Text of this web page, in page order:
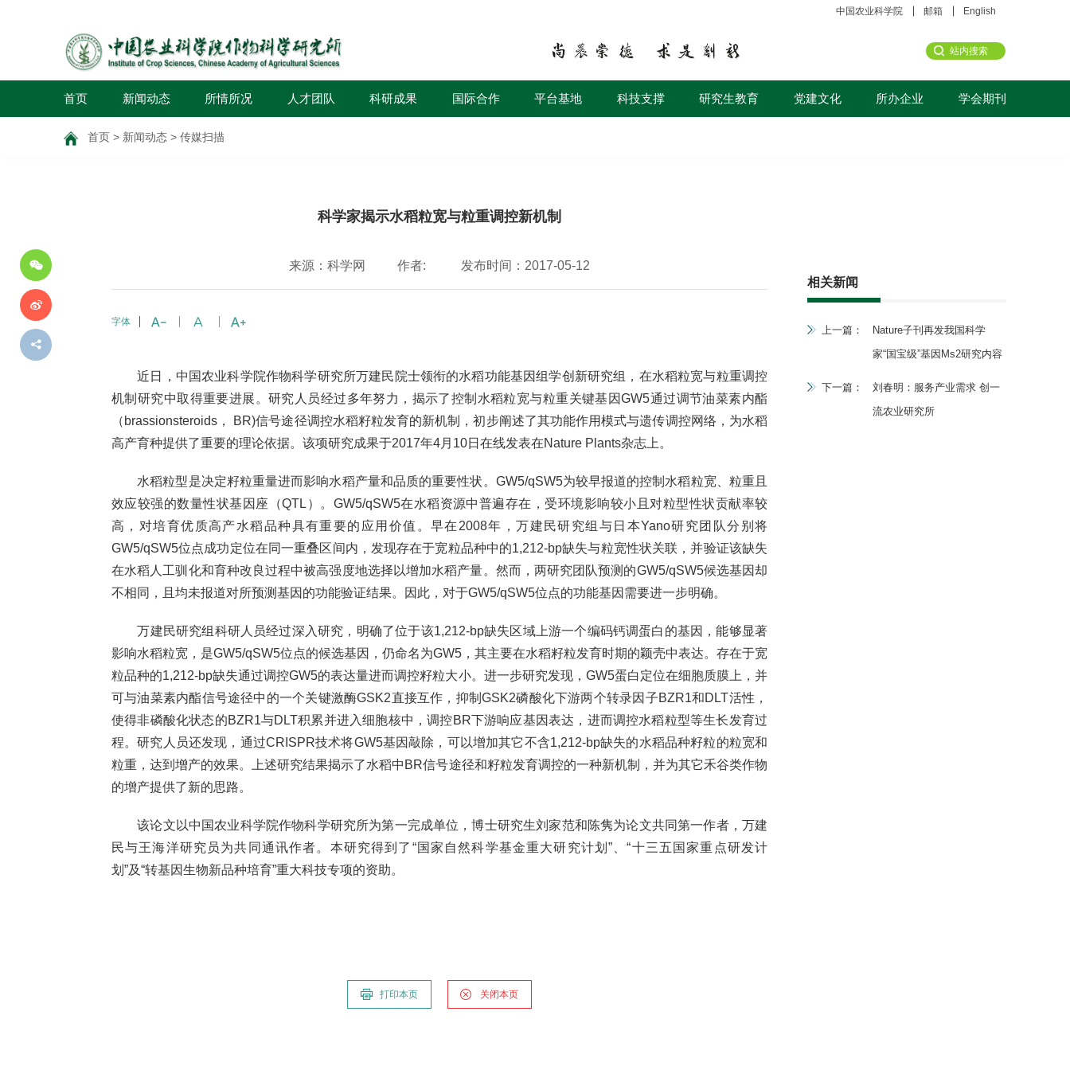
中国农业科学院 邮箱 English
首页 新闻动态 所情所况 人才团队 科研成果 国际合作 平台基地 科技支撑 研究生教育 党建文化 所办企业 学会期刊
首页 > 新闻动态 > 传媒扫描
科学家揭示水稻粒宽与粒重调控新机制
来源：科学网 作者: 发布时间：2017-05-12
字体
近日，中国农业科学院作物科学研究所万建民院士领衔的水稻功能基因组学创新研究组，在水稻粒宽与粒重调控
机制研究中取得重要进展。研究人员经过多年努力，揭示了控制水稻粒宽与粒重关键基因GW5通过调节油菜素内酯
（brassionsteroids， BR)信号途径调控水稻籽粒发育的新机制，初步阐述了其功能作用模式与遗传调控网络，为水稻
高产育种提供了重要的理论依据。该项研究成果于2017年4月10日在线发表在Nature Plants杂志上。
水稻粒型是决定籽粒重量进而影响水稻产量和品质的重要性状。GW5/qSW5为较早报道的控制水稻粒宽、粒重且
效应较强的数量性状基因座（QTL）。GW5/qSW5在水稻资源中普遍存在，受环境影响较小且对粒型性状贡献率较
高，对培育优质高产水稻品种具有重要的应用价值。早在2008年，万建民研究组与日本Yano研究团队分别将
GW5/qSW5位点成功定位在同一重叠区间内，发现存在于宽粒品种中的1,212-bp缺失与粒宽性状关联，并验证该缺失
在水稻人工驯化和育种改良过程中被高强度地选择以增加水稻产量。然而，两研究团队预测的GW5/qSW5候选基因却
不相同，且均未报道对所预测基因的功能验证结果。因此，对于GW5/qSW5位点的功能基因需要进一步明确。
万建民研究组科研人员经过深入研究，明确了位于该1,212-bp缺失区域上游一个编码钙调蛋白的基因，能够显著
影响水稻粒宽，是GW5/qSW5位点的候选基因，仍命名为GW5，其主要在水稻籽粒发育时期的颖壳中表达。存在于宽
粒品种的1,212-bp缺失通过调控GW5的表达量进而调控籽粒大小。进一步研究发现，GW5蛋白定位在细胞质膜上，并
可与油菜素内酯信号途径中的一个关键激酶GSK2直接互作，抑制GSK2磷酸化下游两个转录因子BZR1和DLT活性，
使得非磷酸化状态的BZR1与DLT积累并进入细胞核中，调控BR下游响应基因表达，进而调控水稻粒型等生长发育过
程。研究人员还发现，通过CRISPR技术将GW5基因敲除，可以增加其它不含1,212-bp缺失的水稻品种籽粒的粒宽和
粒重，达到增产的效果。上述研究结果揭示了水稻中BR信号途径和籽粒发育调控的一种新机制，并为其它禾谷类作物
的增产提供了新的思路。
该论文以中国农业科学院作物科学研究所为第一完成单位，博士研究生刘家范和陈隽为论文共同第一作者，万建
民与王海洋研究员为共同通讯作者。本研究得到了“国家自然科学基金重大研究计划”、“十三五国家重点研发计
划”及“转基因生物新品种培育”重大科技专项的资助。
打印本页 关闭本页
相关新闻
上一篇：
Nature子刊再发我国科学
家“国宝级”基因Ms2研究内容
下一篇：
刘春明：服务产业需求 创一
流农业研究所